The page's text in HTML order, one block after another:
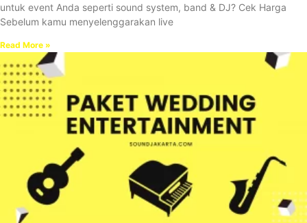
untuk event Anda seperti sound system, band & DJ? Cek Harga
Sebelum kamu menyelenggarakan live
Read More »